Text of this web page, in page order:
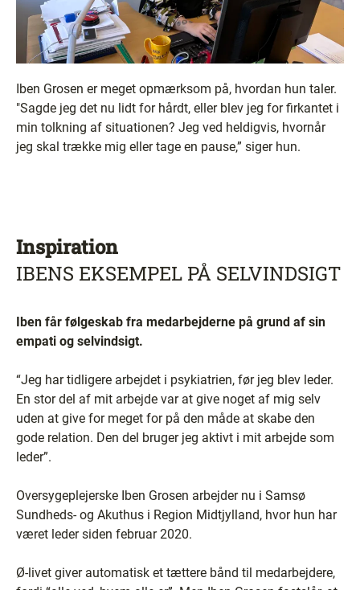
Iben Grosen er meget opmærksom på, hvordan hun taler.
"Sagde jeg det nu lidt for hårdt, eller blev jeg for firkantet i
min tolkning af situationen? Jeg ved heldigvis, hvornår
jeg skal trække mig eller tage en pause,” siger hun.
Inspiration
IBENS EKSEMPEL PÅ SELVINDSIGT
Iben får følgeskab fra medarbejderne på grund af sin
empati og selvindsigt.
“Jeg har tidligere arbejdet i psykiatrien, før jeg blev leder.
En stor del af mit arbejde var at give noget af mig selv
uden at give for meget for på den måde at skabe den
gode relation. Den del bruger jeg aktivt i mit arbejde som
leder”.
Oversygeplejerske Iben Grosen arbejder nu i Samsø
Sundheds- og Akuthus i Region Midtjylland, hvor hun har
været leder siden februar 2020.
Ø-livet giver automatisk et tættere bånd til medarbejdere,